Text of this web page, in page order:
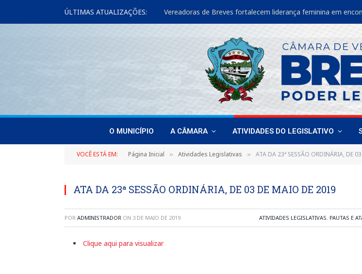
ÚLTIMAS ATUALIZAÇÕES:
O MUNICÍPIO A CÂMARA ATIVIDADES DO LEGISLATIVO
VOCÊ ESTÁ EM: Página Inicial » Atividades Legislativas » ATA DA 23ª SESSÃO ORDINÁRIA, DE
ATA DA 23ª SESSÃO ORDINÁRIA, DE 03 DE MAIO DE 2019
POR ADMINISTRADOR ON 3 DE MAIO DE 2019 ATIVIDADES LEGISLATIVAS, PAUTAS E
Clique aqui para visualizar